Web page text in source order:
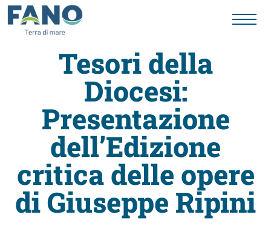
Fano
Visit
Card
Cose
Tesori della
Diocesi:
Presentazione
dell’Edizione
critica delle opere
di Giuseppe Ripini